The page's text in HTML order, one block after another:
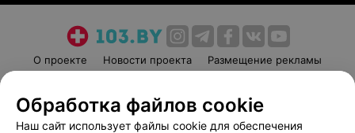
О проекте Новости проекта
Размещение рекламы
Пользовательское соглашение
Способы оплаты
Вакансии
Партнеры
Обработка файлов cookie
Наш сайт использует файлы cookie для обеспечения